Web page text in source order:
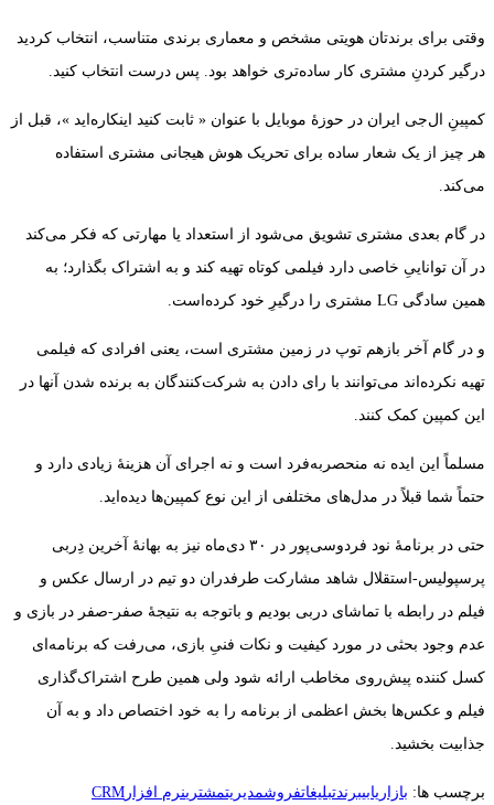
وقتی برای برندتان هویتی مشخص و معماری برندی متناسب، انتخاب کردید
درگیر کردنِ مشتری کار ساده‌تری خواهد بود. پس درست انتخاب کنید.
کمپینِ ال‌جی ایران در حوزۀ موبایل با عنوان « ثابت کنید اینکاره‌اید »، قبل از
هر چیز از یک شعار ساده برای تحریک هوش هیجانی مشتری استفاده
می‌کند.
در گام بعدی مشتری تشویق می‌شود از استعداد یا مهارتی که فکر می‌کند
در آن تواناییِ خاصی دارد فیلمی کوتاه تهیه کند و به اشتراک بگذارد؛ به
همین سادگی LG مشتری را درگیرِ خود کرده‌است.
و در گام آخر بازهم توپ در زمین مشتری است، یعنی افرادی که فیلمی
تهیه نکرده‌اند می‌توانند با رای دادن به شرکت‌کنندگان به برنده شدن آنها در
این کمپین کمک کنند.
مسلماً این ایده نه منحصربه‌فرد است و نه اجرای آن هزینۀ زیادی دارد و
حتماً شما قبلاً در مدل‌های مختلفی از این نوع کمپین‌ها دیده‌اید.
حتی در برنامۀ نود فردوسی‌پور در ۳۰ دی‌ماه نیز به بهانۀ آخرین دِربی
پرسپولیس-استقلال شاهد مشارکت طرفدران دو تیم در ارسال عکس و
فیلم در رابطه با تماشای دربی بودیم و باتوجه به نتیجۀ صفر-صفر در بازی و
عدم وجود بحثی در مورد کیفیت و نکات فنیِ بازی، می‌رفت که برنامه‌ای
کسل کننده پیش‌روی مخاطب ارائه شود ولی همین طرح اشتراک‌گذاری
فیلم و عکس‌ها بخش اعظمی از برنامه را به خود اختصاص داد و به آن
جذابیت بخشید.
برچسب ها: بازاریابیبرندتبلیغاتفروشمدیریتمشترینرم افزارCRM